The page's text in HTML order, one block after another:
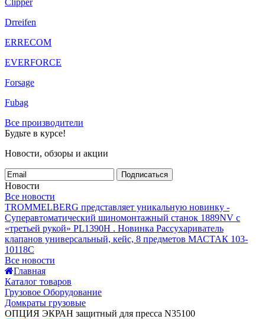
Clipper
Drreifen
ERRECOM
EVERFORCE
Forsage
Fubag
Все производители
Будьте в курсе!
Новости, обзоры и акции
Подписаться
Новости
Все новости
TROMMELBERG представляет уникальную новинку -
Суперавтоматический шиномонтажный станок 1889NV с
«третьей рукой» PL1390H . Новинка Рассухариватель
клапанов универсальный, кейс, 8 предметов МАСТАК 103-
10118C
Все новости
Главная
Каталог товаров
Грузовое Оборудование
Домкраты грузовые
ОПЦИЯ ЭКРАН защитный для пресса N35100